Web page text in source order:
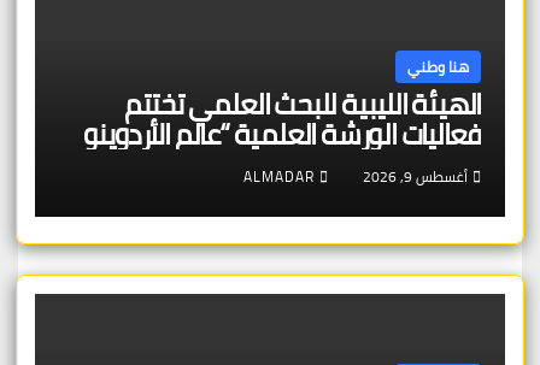
هنا وطني
الهيئة الليبية للبحث العلمي تختتم
فعاليات الورشة العلمية “عالم الأردوينو
للمهندسين الصغار”
أغسطس 9, 2026 ALMADAR